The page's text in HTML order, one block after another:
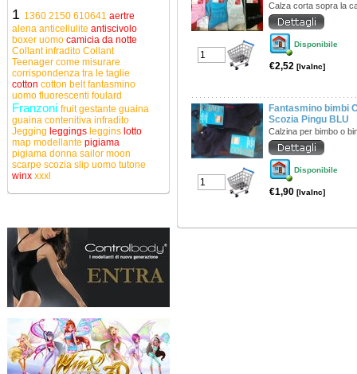
1 1360 2150 610641 aertre
alena anticellulite antiscivolo
boxer uomo camicia da notte
Collant infradito Collant
Teenager come misurare
corrispondenza tra le taglie
cotton cotton beltfantasmino
uomo fluorescenti foulard
Franzoni fruitgestante guaina
guaina contenitiva infradito
Jegging leggings leggins lotto
map modellante pigiama
pigiama donna sailor moon
scarpe scozia slip uomo tutone
winx xxxl
Calza corta sopra la
Disponibile
€2,52 [IvaInc]
Fantasmino bimbi
Scozia Pingu BLU
Calzina per bimbo o
Disponibile
€1,90 [IvaInc]